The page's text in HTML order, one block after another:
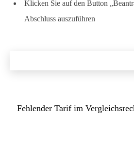
Klicken Sie auf den Button
Abschluss auszuführen
Fehlender Tarif im